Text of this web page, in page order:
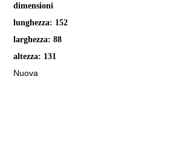
dimensioni
lunghezza: 152
larghezza: 88
altezza: 131
Nuova